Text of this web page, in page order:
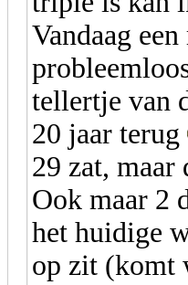
Vandaag
tellertje van
20 jaar terug
29 zat, maar
Ook maar 2
het huidige
op zit (komt